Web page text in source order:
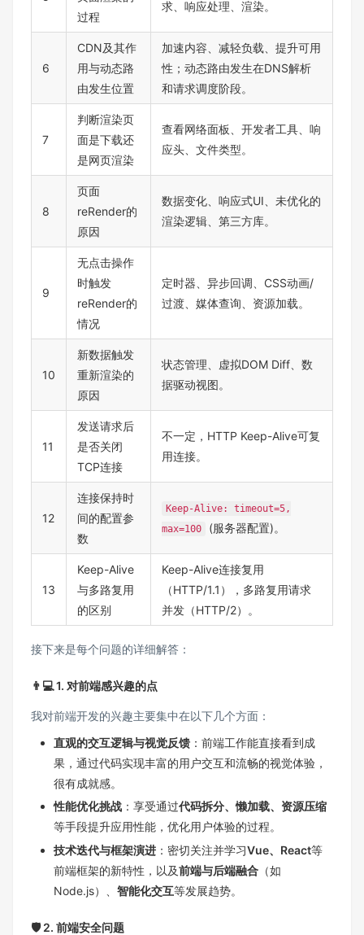
过程
求、响应处理、渲染。
6
CDN及其作
用与动态路
由发生位置
加速内容、减轻负载、提升可用
性；动态路由发生在DNS解析
和请求调度阶段。
7
判断渲染页
面是下载还
是网页渲染
查看网络面板、开发者工具、响
应头、文件类型。
8
页面
reRender的
原因
数据变化、响应式UI、未优化的
渲染逻辑、第三方库。
9
无点击操作
时触发
reRender的
情况
定时器、异步回调、CSS动画/
过渡、媒体查询、资源加载。
10
新数据触发
重新渲染的
原因
状态管理、虚拟DOM Diff、数
据驱动视图。
11
发送请求后
是否关闭
TCP连接
不一定，HTTP Keep-Alive可复
用连接。
12
连接保持时
间的配置参
数
Keep-Alive: timeout=5,
max=100
(服务器配置)。
13
Keep-Alive
与多路复用
的区别
Keep-Alive连接复用
（HTTP/1.1），多路复用请求
并发（HTTP/2）。
接下来是每个问题的详细解答：
👨💻 1. 对前端感兴趣的点
我对前端开发的兴趣主要集中在以下几个方面：
直观的交互逻辑与视觉反馈 ：前端工作能直接看到成
果，通过代码实现丰富的用户交互和流畅的视觉体验，
很有成就感。
性能优化挑战 ：享受通过代码拆分、懒加载、资源压缩
等手段提升应用性能，优化用户体验的过程。
技术迭代与框架演进 ：密切关注并学习Vue、React等
前端框架的新特性，以及前端与后端融合 （如
Node.js）、 智能化交互等发展趋势。
🛡️ 2. 前端安全问题